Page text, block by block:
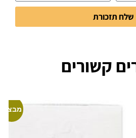
שלח תזכורת
קשורים
מבצע!